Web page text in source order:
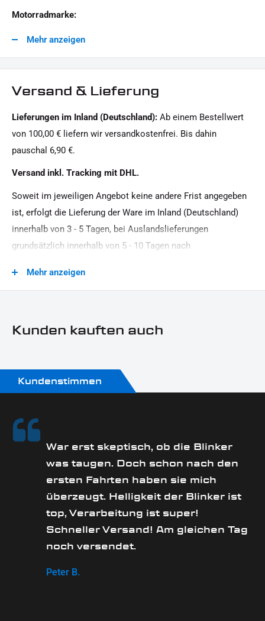
Motorradmarke:
Mehr anzeigen
Versand & Lieferung
Lieferungen im Inland (Deutschland): Ab einem Bestellwert
von 100,00 € liefern wir versandkostenfrei. Bis dahin
pauschal 6,90 €.
Versand inkl. Tracking mit DHL.
Soweit im jeweiligen Angebot keine andere Frist angegeben
ist, erfolgt die Lieferung der Ware im Inland (Deutschland)
innerhalb von 3 - 5 Tagen, bei Auslandslieferungen
grundsätzlich innerhalb von 5 - 10 Tagen nach
Zeitpunkt Ihrer Zahlungsanweisung).Beachten Sie, dass an
Mehr anzeigen
Kunden kauften auch
Kundenstimmen
War erst skeptisch, ob die Blinker
was taugen. Doch schon nach den
ersten Fahrten haben sie mich
überzeugt. Helligkeit der Blinker ist
top, Verarbeitung ist super!
Schneller Versand! Am gleichen Tag
noch versendet.
Peter B.